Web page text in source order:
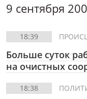
9 сентября
18:39
Больше суток
на очистных
18:38